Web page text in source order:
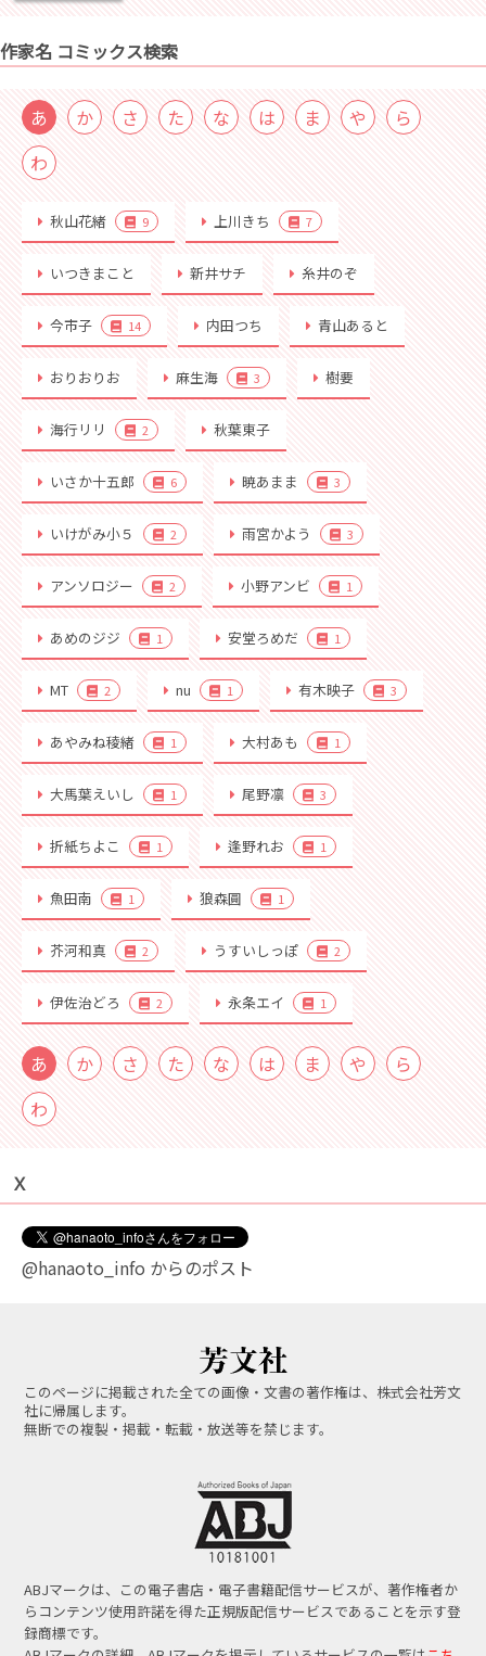
作家名 コミックス検索
あ か さ た な は ま や
ら
わ
秋山花緒 9 上川きち 7
いつきまこと 新井サチ 糸井のぞ
今市子 14 内田つち 青山あると
おりおりお 麻生海 3 樹要
海行リリ 2 秋葉東子
いさか十五郎 6 暁あまま 3
いけがみ小５ 2 雨宮かよう 3
アンソロジー 2 小野アンビ 1
あめのジジ 1 安堂ろめだ 1
MT 2 nu 1 有木映子 3
あやみね稜緒 1 大村あも 1
大馬葉えいし 1 尾野凛 3
折紙ちよこ 1 逢野れお 1
魚田南 1 狼森圓 1
芥河和真 2 うすいしっぽ 2
伊佐治どろ 2 永条エイ 1
あ か さ た な は ま や
ら
わ
Ｘ
@hanaoto_info からのポスト
このページに掲載された全ての画像・文書の著作権は、株式会社芳文
社に帰属します。
無断での複製・掲載・転載・放送等を禁じます。
ABJマークは、この電子書店・電子書籍配信サービスが、著作権者か
らコンテンツ使用許諾を得た正規版配信サービスであることを示す登
録商標です。